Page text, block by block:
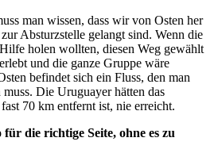
man wissen, dass wir von Osten her
Absturzstelle gelangt sind. Wenn die
holen wollten, diesen Weg gewählt
und die ganze Gruppe wäre
befindet sich ein Fluss, den man
Die Uruguayer hätten das
70 km entfernt ist, nie erreicht.
für die richtige Seite, ohne es zu